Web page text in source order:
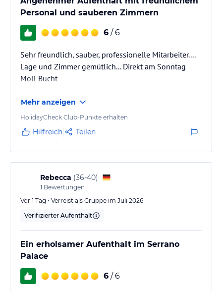
Personal und sauberen Zimmern
6 / 6
Sehr freundlich, sauber, professionelle Mitarbeiter....
Lage und Zimmer gemütlich... Direkt am Sonntag
Moll Bucht
Mehr anzeigen
HolidayCheck Club-Punkte erhalten
Hilfreich Teilen
Rebecca (36-40)
1 Bewertungen
Vor 1 Tag • Verreist als Gruppe im Juli 2026
Verifizierter Aufenthalt
Ein erholsamer Aufenthalt im Serrano
Palace
6 / 6